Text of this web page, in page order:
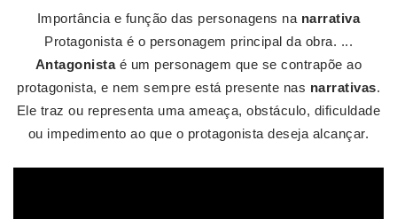
Importância e função das personagens na narrativa
Protagonista é o personagem principal da obra. ...
Antagonistaé um personagem que se contrapõe ao
protagonista, e nem sempre está presente nas narrativas.
Ele traz ou representa uma ameaça, obstáculo, dificuldade
ou impedimento ao que o protagonista deseja alcançar.